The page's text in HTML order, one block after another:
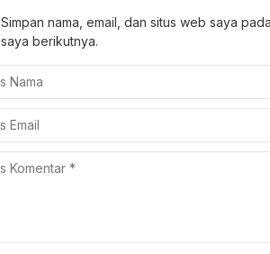
Simpan nama, email, dan situs web saya
saya berikutnya.